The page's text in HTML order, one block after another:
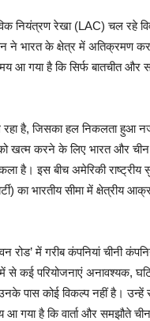
नियंत्रण रेखा (LAC) चल रहे
ने भारत के क्षेत्र में अतिक्रमण
आ गया है कि सिर्फ बातचीत और
रहा है, जिसका हल निकलता हुआ
खत्‍म करने के लिए भारत और
है। इस बीच अमेरिकी राष्ट्रीय
का भारतीय सीमा में क्षेत्रीय
रोड’ में गरीब कंपनियां चीनी
से कई परियोजनाएं अनावश्यक,
पास कोई विकल्प नहीं है। उन्हें
गया है कि वार्ता और समझौते